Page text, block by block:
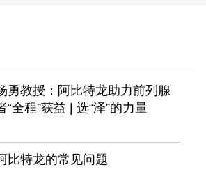
勇教授：阿比特龙助力前列腺
“全程”获益 | 选“泽”的力量
比特龙的常见问题